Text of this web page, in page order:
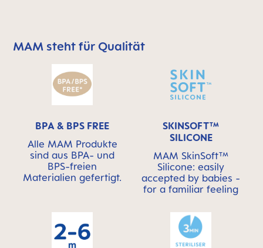
MAM überspringen bedeutet Qualitätssymbolleiste
MAM steht für Qualität
BPA & BPS FREE
Alle MAM Produkte
sind aus BPA- und
BPS-freien
Materialien gefertigt.
SKINSOFT™
SILICONE
MAM SkinSoft™
Silicone: easily
accepted by babies -
for a familiar feeling